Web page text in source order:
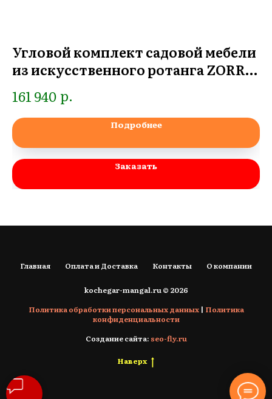
Угловой комплект садовой мебели
из искусственного ротанга ZORRO
PLUS (коричневый)
161 940 р.
Подробнее
Заказать
Главная Оплата и Доставка Контакты О компании
kochegar-mangal.ru © 2026
Политика обработки персональных данных| Политика
конфиденциальности
Создание сайта: seo-fly.ru
Наверх